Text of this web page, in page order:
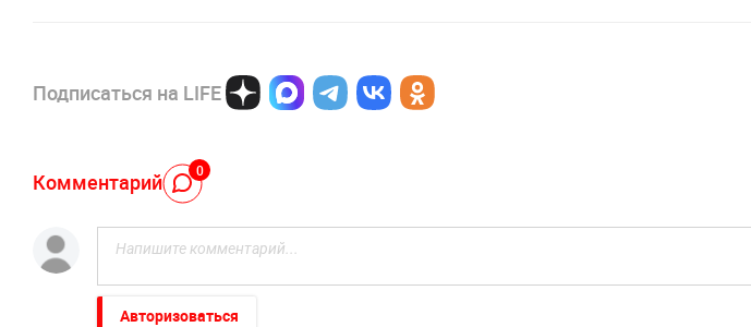
Подписаться на LIFE
Комментарий 0
Авторизоваться